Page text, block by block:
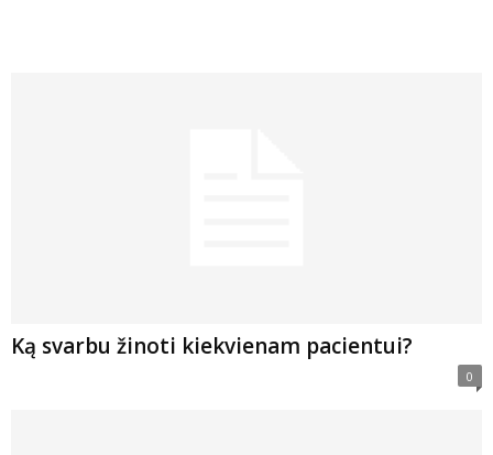
Ką svarbu žinoti kiekvienam pacientui?
0